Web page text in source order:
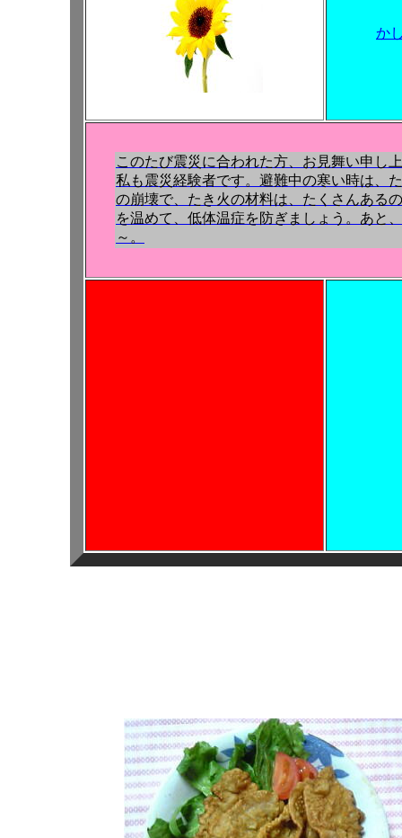
か
このたび震災に合われた方、お見舞い申し
私も震災経験者です。避難中の寒い時は、
の崩壊で、たき火の材料は、たくさんある
を温めて、低体温症を防ぎましょう。あと
～。